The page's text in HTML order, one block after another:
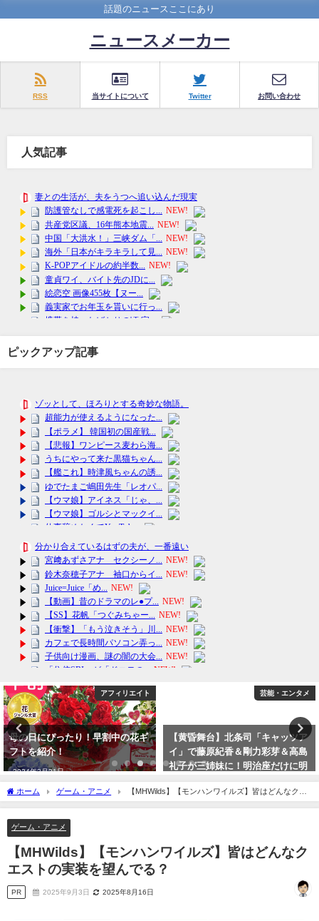
話題のニュースここにあり
ニュースメーカー
RSS 当サイトについて Twitter お問い合わせ
人気記事
ピックアップ記事
アフィリエイト
母の日にぴったり！早割中の花ギ
フトを紹介！
2024年3月31日
芸能・エンタメ
【黄昏舞台】北条司「キャッツア
イ」で藤原紀香＆剛力彩芽＆高島
礼子が三姉妹に！明治座だけに明
治時代の劇らしいｗ
ホーム ゲーム・アニメ
【MHWilds】【モンハンワイルズ】皆はどんなクエ
ストの実装を望んでる？
ゲーム・アニメ
【MHWilds】【モンハンワイルズ】皆はどんなク
エストの実装を望んでる？
PR 2025年9月3日 2025年8月16日